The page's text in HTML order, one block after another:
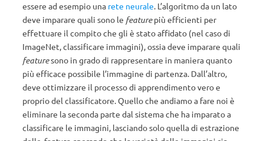
essere ad esempio una rete neurale. L’algoritmo da un lato
deve imparare quali sono le featurepiù efficienti per
effettuare il compito che gli è stato affidato (nel caso di
ImageNet, classificare immagini), ossia deve imparare quali
featuresono in grado di rappresentare in maniera quanto
più efficace possibile l’immagine di partenza. Dall’altro,
deve ottimizzare il processo di apprendimento vero e
proprio del classificatore. Quello che andiamo a fare noi è
eliminare la seconda parte dal sistema che ha imparato a
classificare le immagini, lasciando solo quella di estrazione